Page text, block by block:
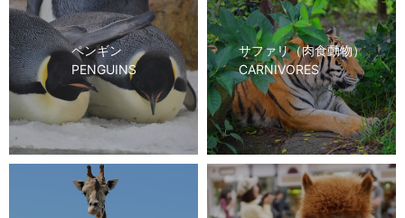
ペンギン
PENGUINS
サファリ（肉食動物）
CARNIVORES